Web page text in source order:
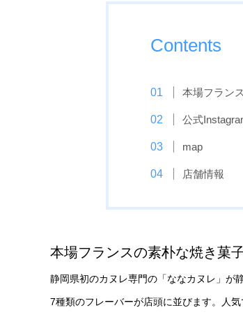
Contents
本場フラン
公式
map
店舗情報
本場フランスの素朴な焼き菓
静岡県初のカヌレ専門の「ななカヌレ」が
7種類のフレーバーが店頭に並びます。人